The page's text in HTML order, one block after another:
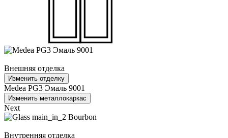
Внешняя отделка
Изменить отделку
Medea PG3 Эмаль 9001
Изменить металлокаркас
Next
Внутренняя отделка